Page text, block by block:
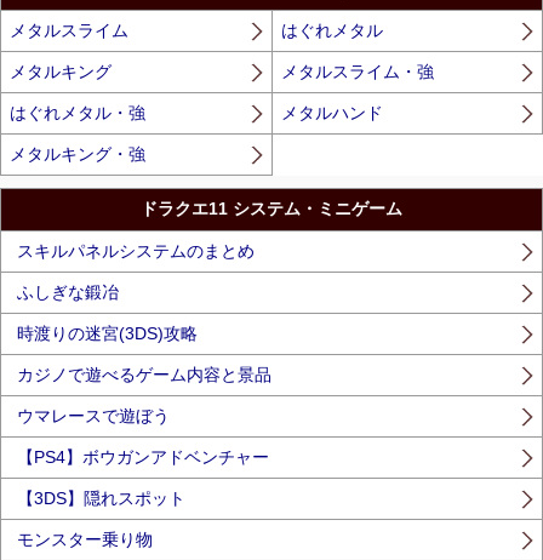
メタルスライム はぐれメタル
メタルキング メタルスライム・強
はぐれメタル・強 メタルハンド
メタルキング・強
ドラクエ11 システム・ミニゲーム
スキルパネルシステムのまとめ
ふしぎな鍛冶
時渡りの迷宮(3DS)攻略
カジノで遊べるゲーム内容と景品
ウマレースで遊ぼう
【PS4】ボウガンアドベンチャー
【3DS】隠れスポット
モンスター乗り物